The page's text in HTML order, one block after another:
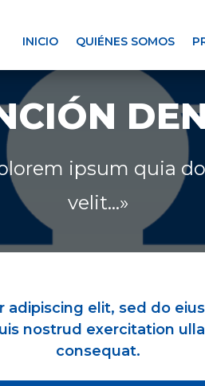
INICIO QUIÉNES SOMOS
ipsum quia
velit…»
elit, sed do
nostrud exercitation
consequat.